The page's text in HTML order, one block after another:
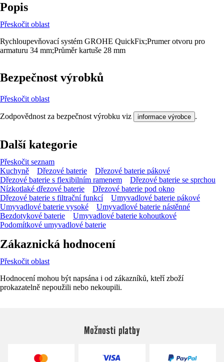
Popis
Přeskočit oblast
Rychloupevňovací systém GROHE QuickFix;Prumer otvoru pro
armaturu 34 mm;Průměr kartuše 28 mm
Bezpečnost výrobků
Přeskočit oblast
Zodpovědnost za bezpečnost výrobku viz informace výrobce .
Další kategorie
Přeskočit seznam
Kuchyně
Dřezové baterie
Dřezové baterie pákové
Dřezové baterie s flexibilním ramenem
Dřezové baterie se sprchou
Nízkotlaké dřezové baterie
Dřezové baterie pod okno
Dřezové baterie s filtrační funkcí
Umyvadlové baterie pákové
Umyvadlové baterie vysoké
Umyvadlové baterie nástěnné
Bezdotykové baterie
Umyvadlové baterie kohoutkové
Podomítkové umyvadlové baterie
Zákaznická hodnocení
Přeskočit oblast
Hodnocení mohou být napsána i od zákazníků, kteří zboží
prokazatelně nepoužili nebo nekoupili.
Možnosti platby